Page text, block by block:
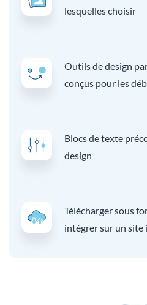
lesquelles choisir
Outils de design
conçus pour les
Blocs de texte
design
Télécharger sous
intégrer sur un